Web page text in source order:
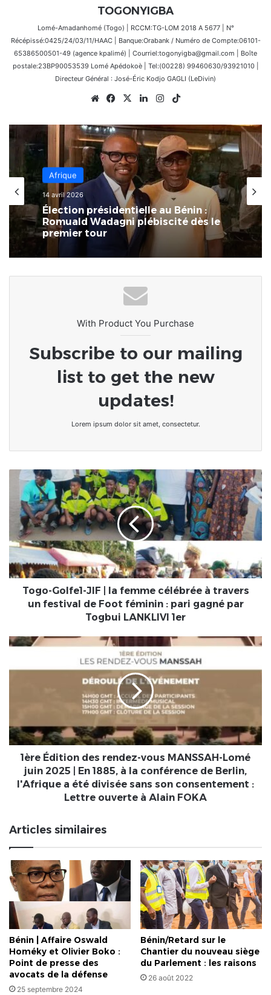
TOGONYIGBA
Lomé-Amadanhomé (Togo) | RCCM:TG-LOM 2018 A 5677 | N°
Récépissé:0425/24/03/11/HAAC | Banque:Orabank / Numéro de Compte:06101-
65386500501-49 (agence kpalimé) | Courriel:togonyigba@gmail.com | Boîte
postale:23BP90053539 Lomé Apédokoè | Tel:(00228) 99460630/93921010 |
Directeur Général : José-Éric Kodjo GAGLI (LeDivin)
WebsiteFacebook
X LinkedinInstagram
Afrique
14 avril 2026
Élection présidentielle au Bénin :
Romuald Wadagni plébiscité dès le
premier tour
With Product You Purchase
Subscribe to our mailing
list to get the new
updates!
Lorem ipsum dolor sit amet, consectetur.
Togo-
Golfe1-
femme
célébrée
à
travers
festival
féminin
1er
Togo-Golfe1-JIF | la femme célébrée à travers
un festival de Foot féminin : pari gagné par
Togbui LANKLIVI 1er
1ère
des
juin
2025
1885,
de
Berlin,
a
été
divisée
sans
son
consentement
:
Lettre
ouverte
à
1ère Édition des rendez-vous MANSSAH-Lomé
juin 2025 | En 1885, à la conférence de Berlin,
l'Afrique a été divisée sans son consentement :
Lettre ouverte à Alain FOKA
Articles similaires
Bénin | Affaire Oswald
Homéky et Olivier Boko :
Point de presse des
avocats de la défense
25 septembre 2024
Bénin/Retard sur le
Chantier du nouveau siège
du Parlement : les raisons
26 août 2022